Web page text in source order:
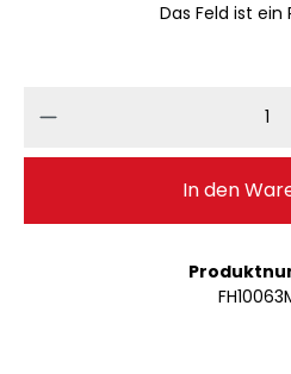
Das Feld ist
Produkt Anzahl:
In den